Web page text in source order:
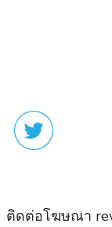
ติดต่อโฆษณา